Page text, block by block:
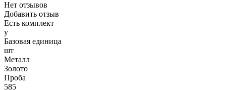
Нет отзывов
Добавить отзыв
Есть комплект
y
Базовая единица
шт
Металл
Золото
Проба
585